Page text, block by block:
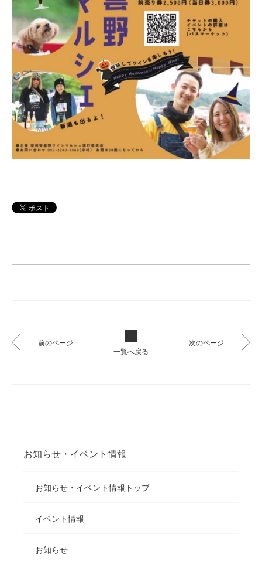
お知らせ・イベント情報
お知らせ・イベント情報トップ
イベント情報
お知らせ
前のページ
一覧へ戻る
次のページ